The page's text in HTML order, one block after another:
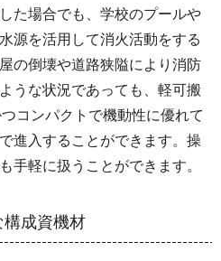
た場合でも、学校のプールや
源を活用して消火活動をする
の倒壊や道路狭隘により消防
うな状況であっても、軽可搬
コンパクトで機動性に優れて
進入することができます。操
手軽に扱うことができます。
成資機材